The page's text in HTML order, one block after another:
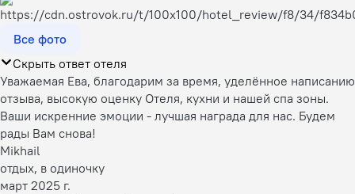
Все фото
Скрыть ответ отеля
Уважаемая Ева, благодарим за время, уделённое написанию
отзыва, высокую оценку Отеля, кухни и нашей спа зоны.
Ваши искренние эмоции - лучшая награда для нас. Будем
рады Вам снова!
Mikhail
отдых, в одиночку
март 2025 г.